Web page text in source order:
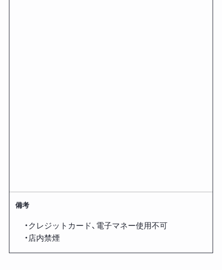
備考
・クレジットカード、電子マネー使用不可
・店内禁煙